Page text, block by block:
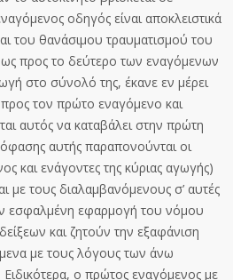
οδηγός είναι αποκλειστικά
του θανάσιμου τραυματισμού του
προς το δεύτερο των εναγόμενων
στο σύνολό της, έκανε εν μέρει
τον πρώτο εναγόμενο και
αυτός να καταβάλει στην πρώτη
αυτής παραπονούνται οι
και ενάγοντες της κύριας αγωγής)
με τους διαλαμβανόμενους σ’ αυτές
εσφαλμένη εφαρμογή του νόμου
και ζητούν την εξαφάνιση
με τους λόγους των άνω
ο πρώτος εναγόμενος με